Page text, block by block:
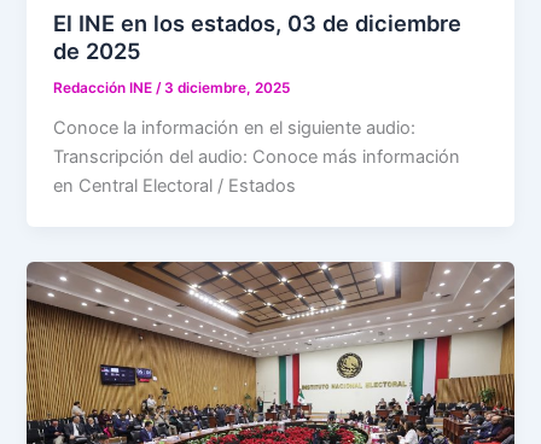
El INE en los estados, 03 de diciembre
de 2025
Redacción INE/3 diciembre, 2025
Conoce la información en el siguiente audio:
Transcripción del audio: Conoce más información
en Central Electoral / Estados